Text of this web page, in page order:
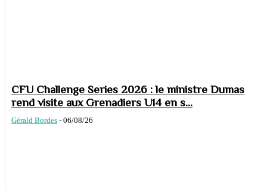
CFU Challenge Series 2026 : le ministre Dumas
rend visite aux Grenadiers U14 en s...
Gérald Bordes - 06/08/26